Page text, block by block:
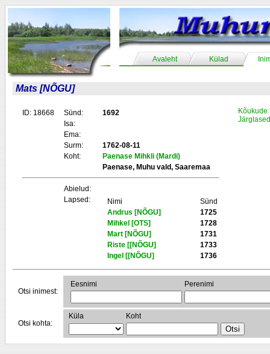
Avaleht Külad
Mats [NÕGU]
ID: 18668 Sünd:
1692
Isa:
Ema:
Surm:
1762-08-11
Koht:
Paenase Mihkli (Mardi)
Paenase, Muhu vald, Saaremaa
Abielud:
Lapsed:
Nimi
Sünd
Andrus [NÕGU]
1725
Mihkel [OTS]
1728
Mart [NÕGU]
1731
Riste [[NÕGU]
1733
Ingel [[NÕGU]
1736
Kõukude
Järglased
Otsi inimest:
Eesnimi Perenimi
Otsi kohta:
Küla Koht